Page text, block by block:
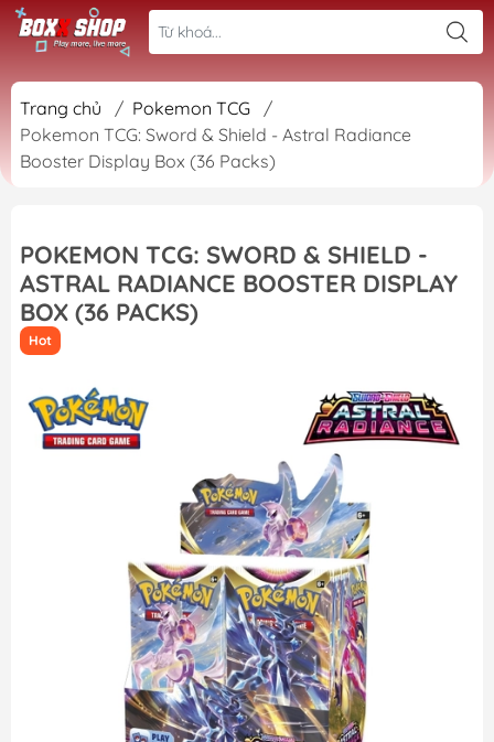
Trang chủ / Pokemon TCG
/
Pokemon TCG: Sword & Shield - Astral Radiance
Booster Display Box (36 Packs)
POKEMON TCG: SWORD & SHIELD -
ASTRAL RADIANCE BOOSTER DISPLAY
BOX (36 PACKS)
Hot